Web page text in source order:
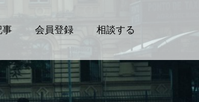
事 会員登録 相談する